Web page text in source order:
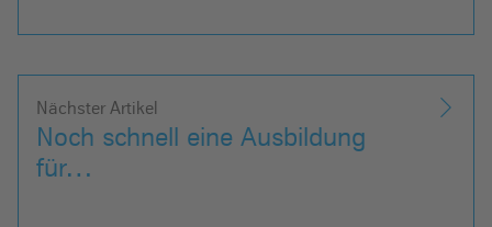
Nächster Artikel
Noch schnell eine Ausbildung
für…